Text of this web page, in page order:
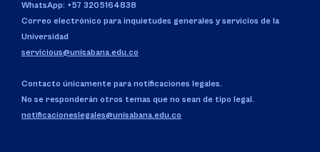
WhatsApp: +57 3205164838
Correo electrónico para inquietudes generales y servicios de la
Universidad
servicious@unisabana.edu.co
Contacto únicamente para notificaciones legales.
No se responderán otros temas que no sean de tipo legal.
notificacioneslegales@unisabana.edu.co